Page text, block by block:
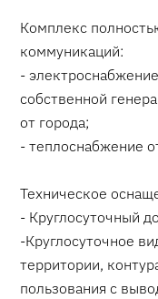
Комплекс
коммуникаций:
-
собственной
от города;
- теплоснабжение
Техническое
- Круглосуточный
-Круглосуточное
территории,
пользования с